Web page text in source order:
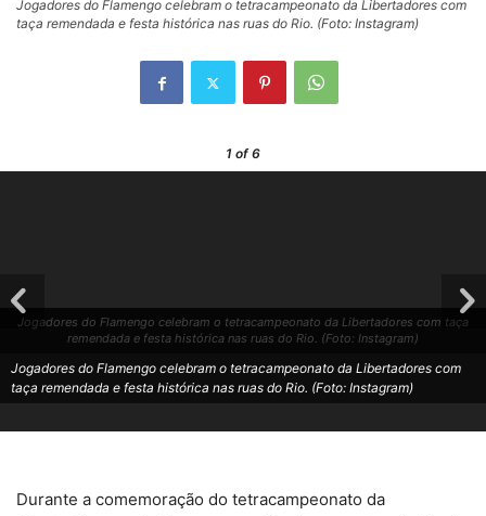
Jogadores do Flamengo celebram o tetracampeonato da Libertadores com
taça remendada e festa histórica nas ruas do Rio. (Foto: Instagram)
1 of 6
Jogadores do Flamengo celebram o tetracampeonato da Libertadores com taça
remendada e festa histórica nas ruas do Rio. (Foto: Instagram)
Jogadores do Flamengo celebram o tetracampeonato da Libertadores com
taça remendada e festa histórica nas ruas do Rio. (Foto: Instagram)
Durante a comemoração do tetracampeonato da